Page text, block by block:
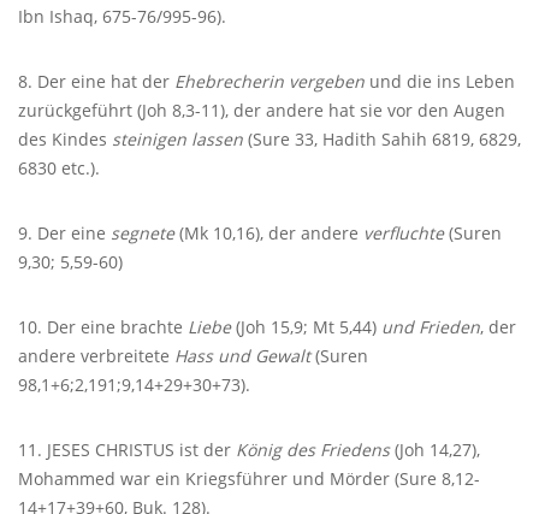
Ibn Ishaq, 675-76/995-96).
8. Der eine hat der Ehebrecherin vergeben und die ins Leben
zurückgeführt (Joh 8,3-11), der andere hat sie vor den Augen
des Kindes steinigen lassen (Sure 33, Hadith Sahih 6819, 6829,
6830 etc.).
9. Der eine segnete(Mk 10,16), der andere verfluchte(Suren
9,30; 5,59-60)
10. Der eine brachte Liebe(Joh 15,9; Mt 5,44) und Frieden, der
andere verbreitete Hass und Gewalt(Suren
98,1+6;2,191;9,14+29+30+73).
11. JESES CHRISTUS ist der König des Friedens(Joh 14,27),
Mohammed war ein Kriegsführer und Mörder (Sure 8,12-
14+17+39+60, Buk. 128).